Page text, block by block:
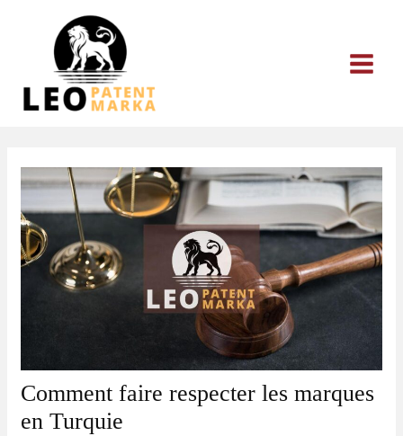
Comment faire respecter les marques
en Turquie